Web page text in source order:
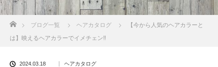
ブログ一覧 ヘアカタログ
【今から人気のヘアカラーと
は】映えるヘアカラーでイメチェン‼️
2024.03.18 ヘアカタログ